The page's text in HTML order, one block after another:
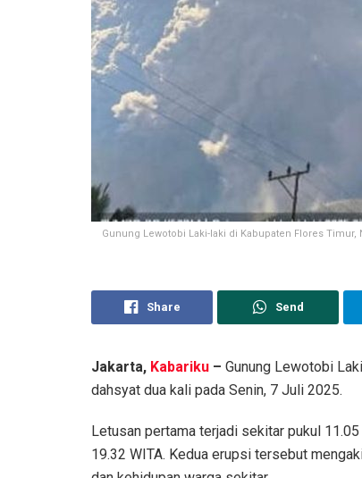
Gunung Lewotobi Laki-laki di Kabupaten Flores
Share Send
Jakarta, Kabariku – Gunung Lewotobi
dahsyat dua kali pada Senin, 7 Juli 2025.
Letusan pertama terjadi sekitar pukul
19.32 WITA. Kedua erupsi tersebut